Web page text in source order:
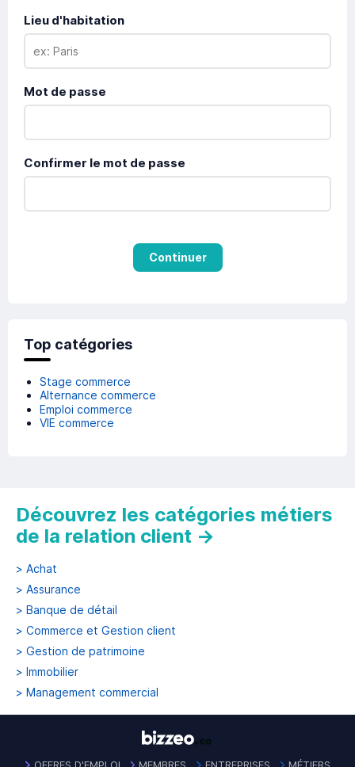
Lieu d'habitation
Mot de passe
Confirmer le mot de passe
Continuer
Top catégories
Stage commerce
Alternance commerce
Emploi commerce
VIE commerce
Découvrez les catégories métiers
de la relation client →
> Achat
> Assurance
> Banque de détail
> Commerce et Gestion client
> Gestion de patrimoine
> Immobilier
> Management commercial